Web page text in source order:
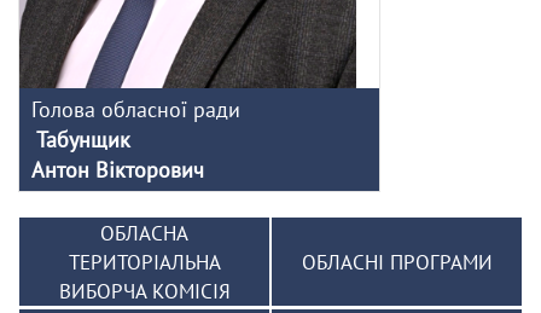
Голова обласної ради
Табунщик
Антон Вікторович
ОБЛАСНА
ТЕРИТОРІАЛЬНА
ВИБОРЧА КОМІСІЯ
ОБЛАСНІ ПРОГРАМИ